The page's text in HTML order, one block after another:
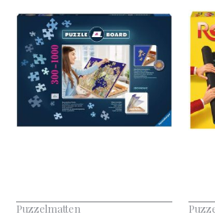
Puzzelmatten